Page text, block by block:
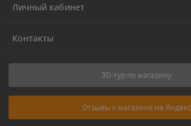
Личный кабинет
Контакты
3D-тур по магазину
Отзывы о магазине на Яндекс